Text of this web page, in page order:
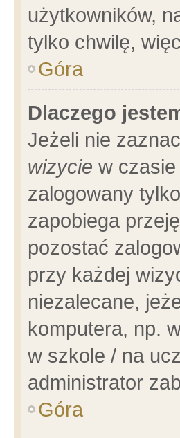
użytkowników,
tylko chwilę,
Góra
Dlaczego
Jeżeli nie
wizycie w
zalogowany
zapobiega
pozostać
przy każdej
niezalecane,
komputera, np.
w szkole / na
administrator
Góra